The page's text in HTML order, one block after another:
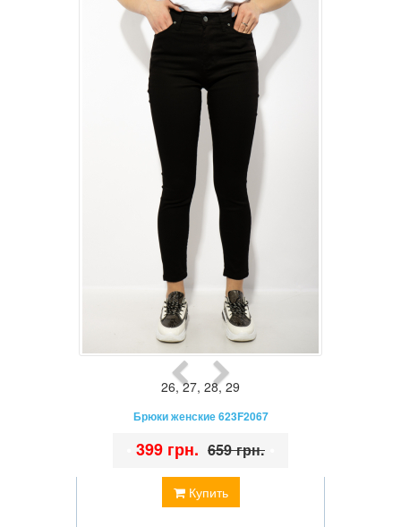
26,27, 28,29
Брюки женские 623F2067
Купить
399 грн. 659 грн.